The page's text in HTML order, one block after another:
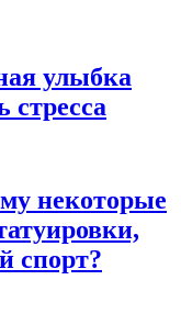
улыбка
стресса
некоторые
спорт?